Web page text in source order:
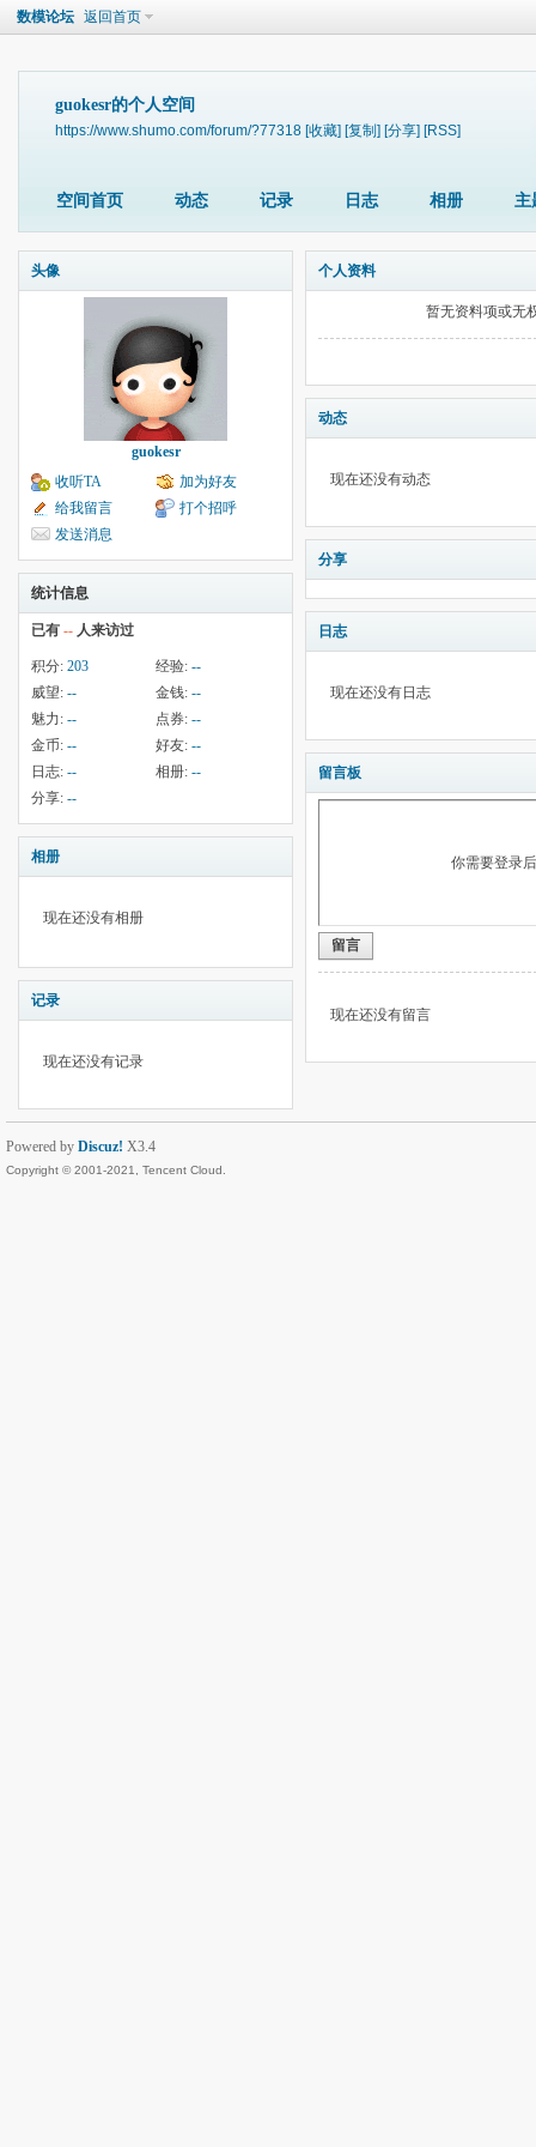
数模论坛 返回首页
guokesr的个人空间
https://www.shumo.com/forum/?77318 [收藏] [复制] [分享] [RSS]
空间首页 动态 记录 日志 相册 主
头像
guokesr
收听TA
加为好友
给我留言
打个招呼
发送消息
统计信息
已有 -- 人来访过
积分: 203 经验: --
威望: -- 金钱: --
魅力: -- 点券: --
金币: -- 好友: --
日志: -- 相册: --
分享: --
相册
现在还没有相册
记录
现在还没有记录
个人资料
暂无资料项或无
动态
现在还没有动态
分享
日志
现在还没有日志
留言板
你需要登录
留言
现在还没有留言
Powered by Discuz! X3.4
Copyright © 2001-2021, Tencent Cloud.